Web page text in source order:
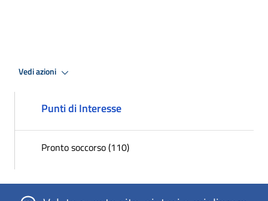
Vedi azioni
Punti di Interesse
Pronto soccorso (110)